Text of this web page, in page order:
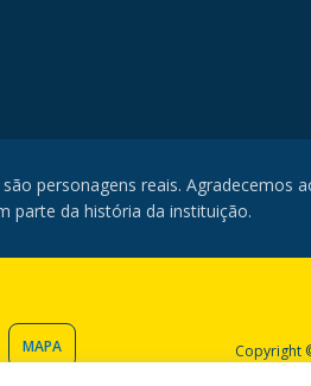
personagens reais. Agradecemos
parte da história da instituição.
MAPA
Copyright